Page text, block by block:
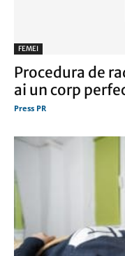
FEMEI
Procedura de
ai un corp
Press PR